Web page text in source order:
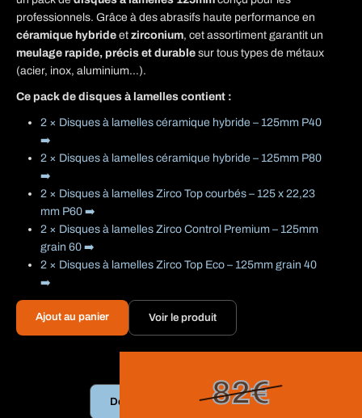
professionnels. Grâce à des abrasifs haute performance en
céramique hybride et zirconium, cet assortiment garantit un
meulage rapide, précis et durable sur tous types de métaux
(acier, inox, aluminium…).
Ce pack de disques à lamelles contient :
2 × Disques à lamelles céramique hybride – 125mm P40
➡️
2 × Disques à lamelles céramique hybride – 125mm P80
➡️
2 × Disques à lamelles Zirco Top courbés – 125 x 22,23
mm P60 ➡️
2 × Disques à lamelles Zirco Control Premium – 125mm
grain 60 ➡️
2 × Disques à lamelles Zirco Top Eco – 125mm grain 40
➡️
Ajout au panier Voir le produit
82€
Découvrir le contenu du pack